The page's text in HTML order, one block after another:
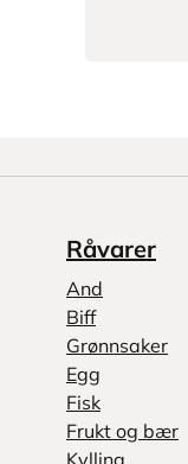
Råvarer
And
Biff
Grønnsaker
Egg
Fisk
Frukt og bær